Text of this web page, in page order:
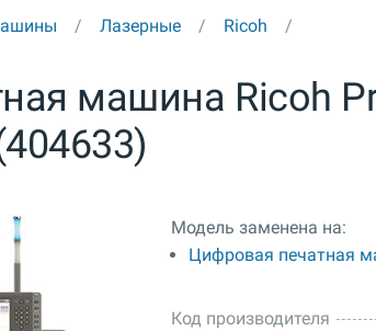
Лазерные Ricoh
машина Ricoh
Модель заменена на:
Цифровая печатная
Код производителя